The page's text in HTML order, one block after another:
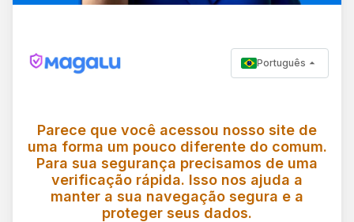
Português
Parece que você acessou nosso site de
uma forma um pouco diferente do comum.
Para sua segurança precisamos de uma
verificação rápida. Isso nos ajuda a
manter a sua navegação segura e a
proteger seus dados.